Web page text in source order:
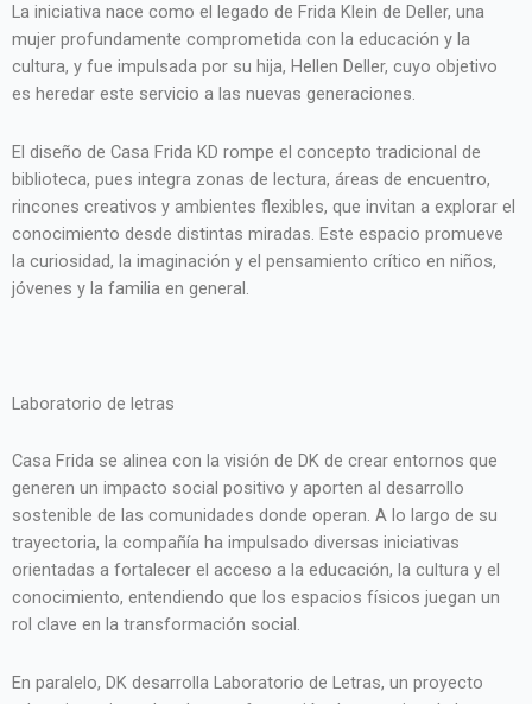
La iniciativa nace como el legado de Frida Klein de Deller, una
mujer profundamente comprometida con la educación y la
cultura, y fue impulsada por su hija, Hellen Deller, cuyo objetivo
es heredar este servicio a las nuevas generaciones.
El diseño de Casa Frida KD rompe el concepto tradicional de
biblioteca, pues integra zonas de lectura, áreas de encuentro,
rincones creativos y ambientes flexibles, que invitan a explorar el
conocimiento desde distintas miradas. Este espacio promueve
la curiosidad, la imaginación y el pensamiento crítico en niños,
jóvenes y la familia en general.
Laboratorio de letras
Casa Frida se alinea con la visión de DK de crear entornos que
generen un impacto social positivo y aporten al desarrollo
sostenible de las comunidades donde operan. A lo largo de su
trayectoria, la compañía ha impulsado diversas iniciativas
orientadas a fortalecer el acceso a la educación, la cultura y el
conocimiento, entendiendo que los espacios físicos juegan un
rol clave en la transformación social.
En paralelo, DK desarrolla Laboratorio de Letras, un proyecto